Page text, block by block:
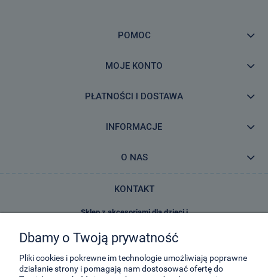
POMOC
MOJE KONTO
PŁATNOŚCI I DOSTAWA
INFORMACJE
O NAS
KONTAKT
Sklep z akcesoriami dla dzieci i
29-Listopada 8
32-050 Skawina
Dbamy o Twoją prywatność
Pliki cookies i pokrewne im technologie umożliwiają poprawne
działanie strony i pomagają nam dostosować ofertę do